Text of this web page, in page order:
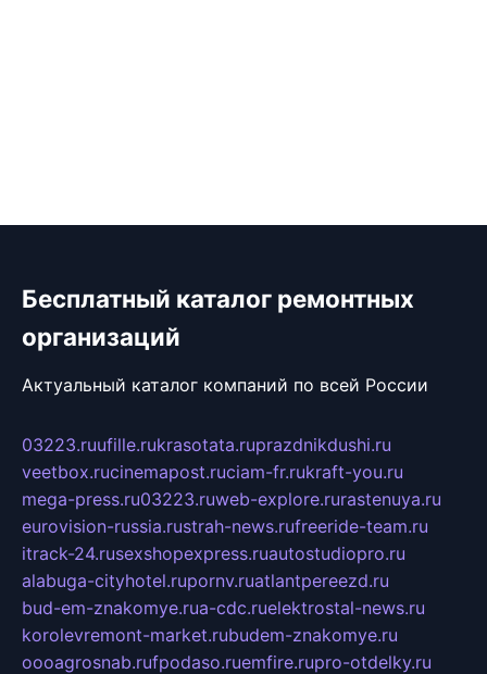
Бесплатный каталог ремонтных
организаций
Актуальный каталог компаний по всей России
03223.ruufille.rukrasotata.ruprazdnikdushi.ru
veetbox.rucinemapost.ruciam-fr.rukraft-you.ru
mega-press.ru03223.ruweb-explore.rurastenuya.ru
eurovision-russia.rustrah-news.rufreeride-team.ru
itrack-24.rusexshopexpress.ruautostudiopro.ru
alabuga-cityhotel.rupornv.ruatlantpereezd.ru
bud-em-znakomye.rua-cdc.ruelektrostal-news.ru
korolevremont-market.rubudem-znakomye.ru
oooagrosnab.rufpodaso.ruemfire.rupro-otdelky.ru